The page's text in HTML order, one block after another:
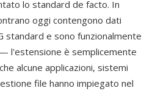
lo standard de facto. In
oggi contengono dati
standard e sono funzionalmente
l'estensione è semplicemente
alcune applicazioni, sistemi
file hanno impiegato nel